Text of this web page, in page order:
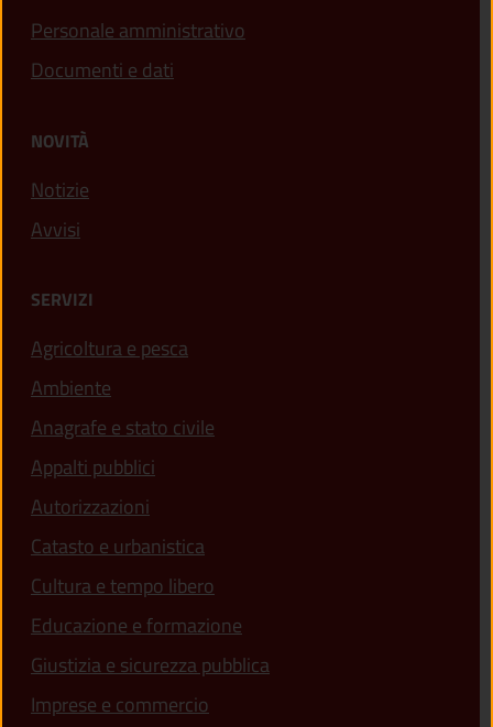
Personale amministrativo
Documenti e dati
NOVITÀ
Notizie
Avvisi
SERVIZI
Agricoltura e pesca
Ambiente
Anagrafe e stato civile
Appalti pubblici
Autorizzazioni
Catasto e urbanistica
Cultura e tempo libero
Educazione e formazione
Giustizia e sicurezza pubblica
Imprese e commercio